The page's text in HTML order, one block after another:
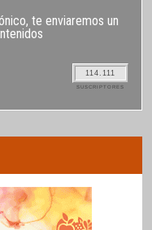
te enviaremos un
114.111
SUSCRIPTORES